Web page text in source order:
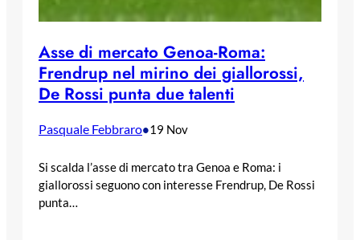
Asse di mercato Genoa-Roma:
Frendrup nel mirino dei giallorossi,
De Rossi punta due talenti
Pasquale Febbraro•19 Nov
Si scalda l’asse di mercato tra Genoa e Roma: i
giallorossi seguono con interesse Frendrup, De Rossi
punta…